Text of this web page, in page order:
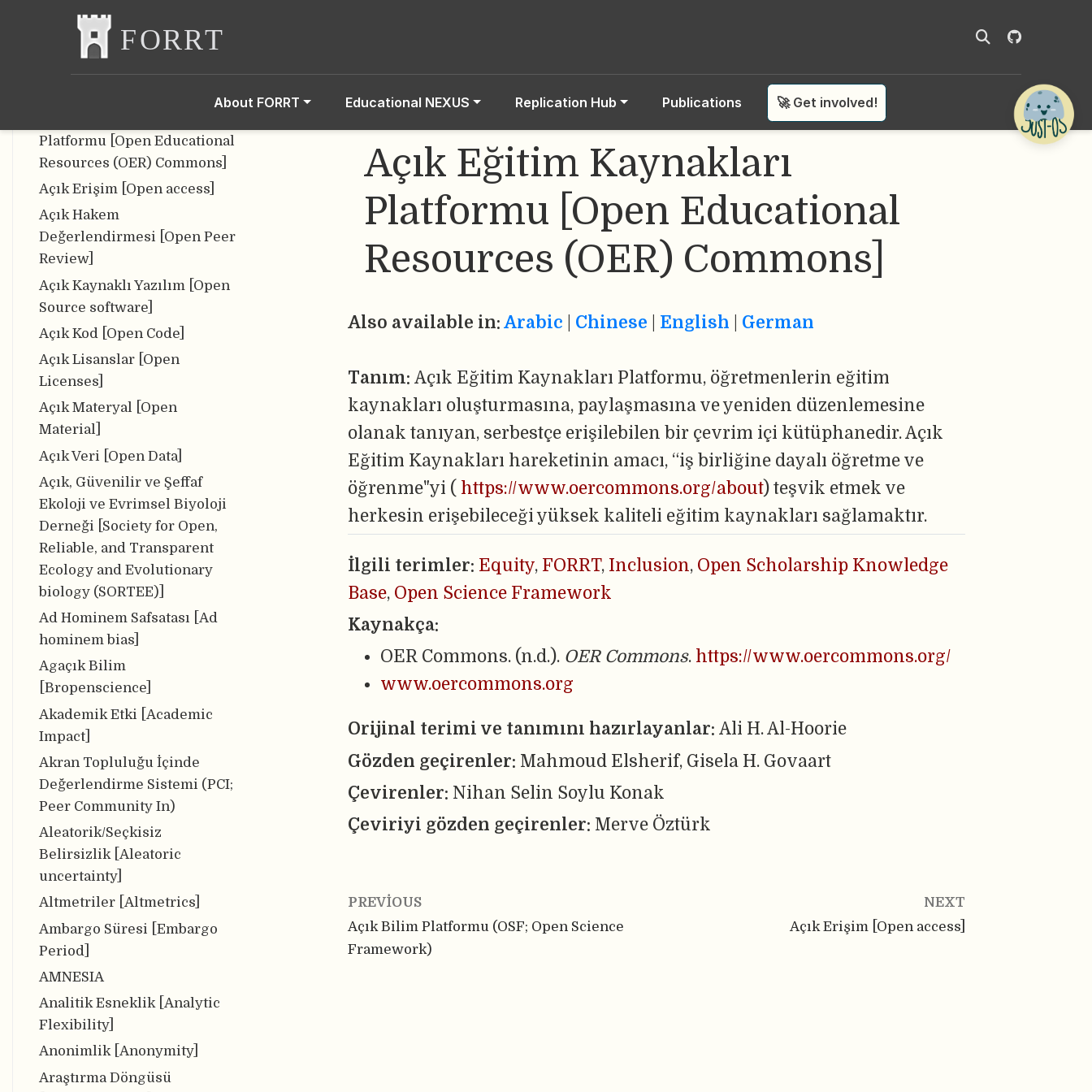
About FORRT Educational NEXUS Replication Hub Publications 🚀 Get involved!
Açık Bilim Merkezi [Center
for Open Science (COS)]
Açık Bilim Platformu (OSF;
Platformu [Open Educational
Resources (OER) Commons]
Açık Erişim [Open access]
Açık Hakem
Değerlendirmesi [Open Peer
Review]
Açık Kaynaklı Yazılım [Open
Source software]
Açık Kod [Open Code]
Açık Lisanslar [Open
Licenses]
Açık Materyal [Open
Material]
Açık Veri [Open Data]
Açık, Güvenilir ve Şeffaf
Ekoloji ve Evrimsel Biyoloji
Derneği [Society for Open,
Reliable, and Transparent
Ecology and Evolutionary
biology (SORTEE)]
Ad Hominem Safsatası [Ad
hominem bias]
Agaçık Bilim
[Bropenscience]
Akademik Etki [Academic
Impact]
Akran Topluluğu İçinde
Değerlendirme Sistemi (PCI;
Peer Community In)
Aleatorik/Seçkisiz
Belirsizlik [Aleatoric
uncertainty]
Altmetriler [Altmetrics]
Ambargo Süresi [Embargo
Period]
AMNESIA
Analitik Esneklik [Analytic
Flexibility]
Anonimlik [Anonymity]
Araştırma Döngüsü
Açık Eğitim Kaynakları
Platformu [Open Educational
Resources (OER) Commons]
Also available in: Arabic Chinese English German
Tanım: Açık Eğitim Kaynakları Platformu, öğretmenlerin eğitim
kaynakları oluşturmasına, paylaşmasına ve yeniden düzenlemesine
olanak tanıyan, serbestçe erişilebilen bir çevrim içi kütüphanedir. Açık
Eğitim Kaynakları hareketinin amacı, “iş birliğine dayalı öğretme ve
öğrenme"yi ( https://www.oercommons.org/about) teşvik etmek ve
herkesin erişebileceği yüksek kaliteli eğitim kaynakları sağlamaktır.
İlgili terimler: Equity, FORRT, Inclusion, Open Scholarship Knowledge
Base, Open Science Framework
Kaynakça:
OER Commons. (n.d.). OER Commons. https://www.oercommons.org/
www.oercommons.org
Orijinal terimi ve tanımını hazırlayanlar: Ali H. Al-Hoorie
Gözden geçirenler: Mahmoud Elsherif, Gisela H. Govaart
Çevirenler: Nihan Selin Soylu Konak
Çeviriyi gözden geçirenler: Merve Öztürk
PREVIOUS
Açık Bilim Platformu (OSF; Open Science
Framework)
NEXT
Açık Erişim [Open access]